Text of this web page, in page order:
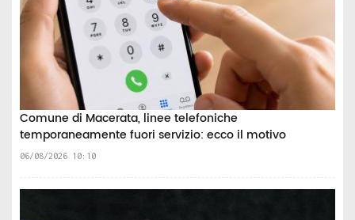
Comune di Macerata, linee telefoniche
temporaneamente fuori servizio: ecco il motivo
06/08/2026 10:10